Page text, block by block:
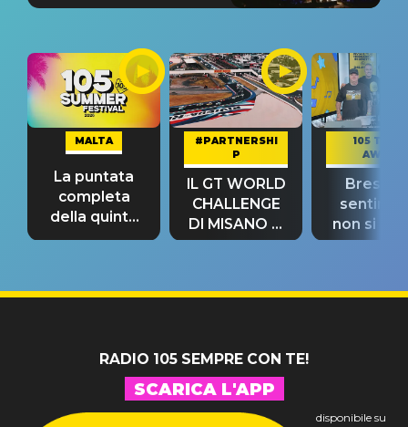
MALTA
La puntata
completa
della quinta
tappa
#PARTNERSHI
P
IL GT WORLD
CHALLENGE
DI MISANO si
riconferma
105 TAKE
AWAY
Bresh:
non si
fino alla
RADIO 105 SEMPRE CON TE!
SCARICA L'APP
disponibile su